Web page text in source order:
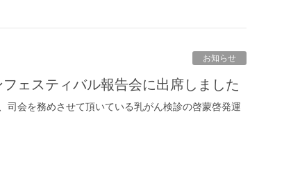
お知らせ
フェスティバル報告会に出席しました
司会を務めさせて頂いている乳がん検診の啓蒙啓発運